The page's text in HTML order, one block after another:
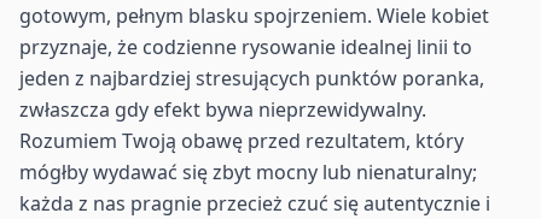
gotowym, pełnym blasku spojrzeniem. Wiele kobiet
przyznaje, że codzienne rysowanie idealnej linii to
jeden z najbardziej stresujących punktów poranka,
zwłaszcza gdy efekt bywa nieprzewidywalny.
Rozumiem Twoją obawę przed rezultatem, który
mógłby wydawać się zbyt mocny lub nienaturalny;
każda z nas pragnie przecież czuć się autentycznie i